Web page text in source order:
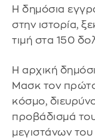
Η δημόσια
στην ιστορία,
τιμή στα 150
Η αρχική
Μασκ τον
κόσμο,
προβάδισμά
μεγιστάνων